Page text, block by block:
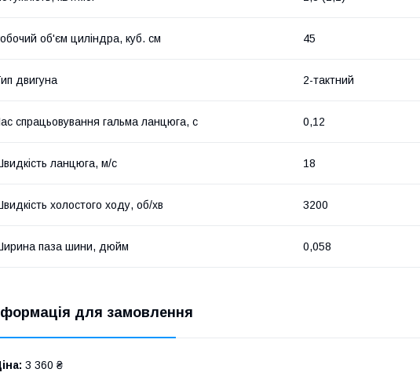
об'єм циліндра, куб. см 45
двигуна 2-тактний
спрацьовування гальма ланцюга, с 0,12
ланцюга, м/c 18
холостого ходу, об/хв 3200
паза шини, дюйм 0,058
для замовлення
3 360 ₴